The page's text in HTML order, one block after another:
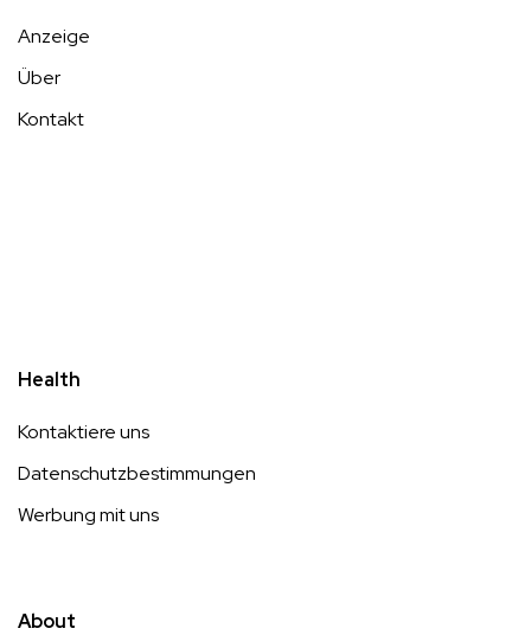
Anzeige
Über
Kontakt
Health
Kontaktiere uns
Datenschutzbestimmungen
Werbung mit uns
About